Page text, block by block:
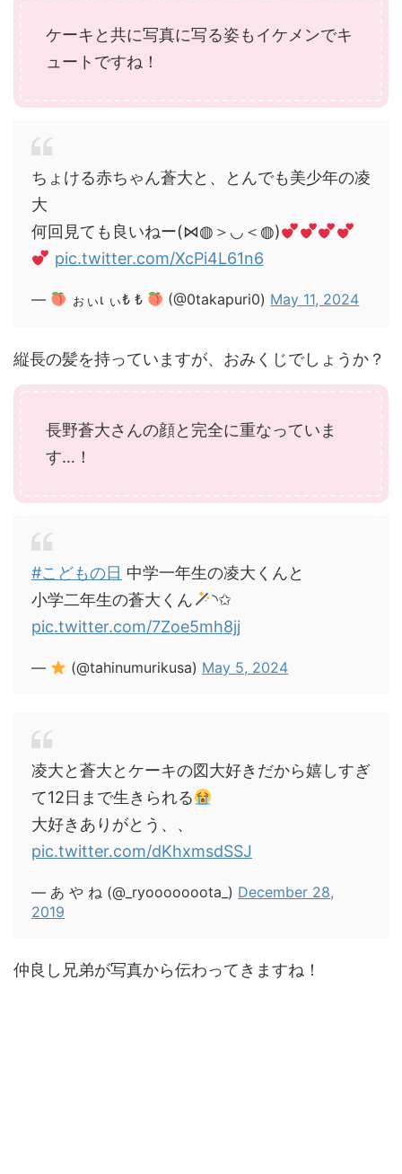
ケーキと共に写真に写る姿もイケメンでキ
ュートですね！
ちょける赤ちゃん蒼大と、とんでも美少年の凌
大
何回見ても良いねー(⋈◍＞◡＜◍)
pic.twitter.com/XcPi4L61n6
— ぉぃι ぃ₺ ₺ (@0takapuri0) May 11, 2024
縦長の髪を持っていますが、おみくじでしょうか？
長野蒼大さんの顔と完全に重なっていま
す…！
#こどもの日 中学一年生の凌大くんと
小学二年生の蒼大くん
︎︎◝✩
pic.twitter.com/7Zoe5mh8jj
— (@tahinumurikusa) May 5, 2024
凌大と蒼大とケーキの図大好きだから嬉しすぎ
て12日まで生きられる
大好きありがとう、、
pic.twitter.com/dKhxmsdSSJ
— あ や ね (@_ryooooooota_) December 28,
2019
仲良し兄弟が写真から伝わってきますね！